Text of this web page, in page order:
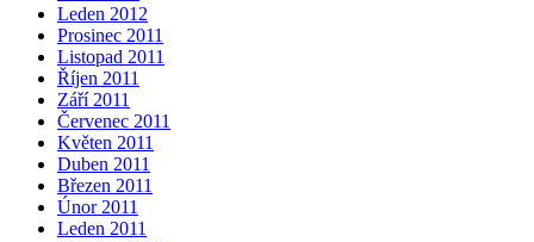
Leden 2012
Prosinec 2011
Listopad 2011
Říjen 2011
Září 2011
Červenec 2011
Květen 2011
Duben 2011
Březen 2011
Únor 2011
Leden 2011